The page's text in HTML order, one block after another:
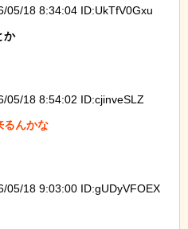
05/18 8:34:04 ID:UkTfV0Gxu
か
05/18 8:54:02 ID:cjinveSLZ
るんかな
05/18 9:03:00 ID:gUDyVFOEX